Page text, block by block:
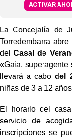
ACTIVAR
La Concejalía de
Torredembarra
delCasal de
«Gaia,superagente
llevará a cabodel
niñas de 3 a 12
El horario del
servicio de
inscripciones se